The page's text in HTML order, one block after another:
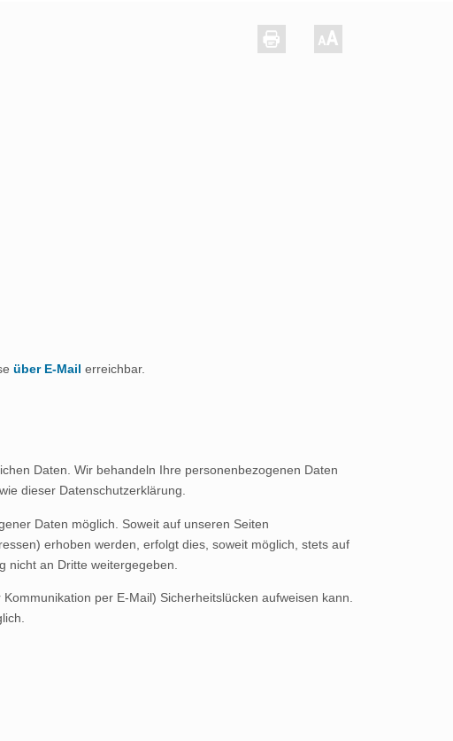
über E-Mail erreichbar.
Daten. Wir behandeln Ihre personenbezogenen Daten
dieser Datenschutzerklärung.
Daten möglich. Soweit auf unseren Seiten
erhoben werden, erfolgt dies, soweit möglich, stets auf
nicht an Dritte weitergegeben.
per E-Mail) Sicherheitslücken aufweisen kann.